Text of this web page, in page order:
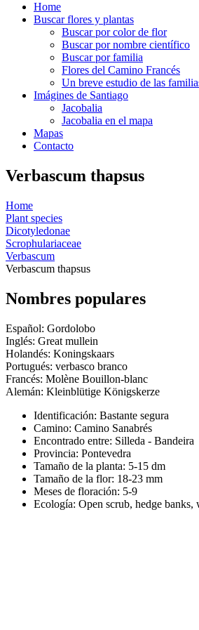
Home
Buscar flores y plantas
Buscar por color de flor
Buscar por nombre científico
Buscar por familia
Flores del Camino Francés
Un breve estudio de las
Imágines de Santiago
Jacobalia
Jacobalia en el mapa
Mapas
Contacto
Verbascum thapsus
Home
Plant species
Dicotyledonae
Scrophulariaceae
Verbascum
Verbascum thapsus
Nombres populares
Español: Gordolobo
Inglés: Great mullein
Holandés: Koningskaars
Portugués: verbasco branco
Francés: Molène Bouillon-blanc
Alemán: Kleinblütige Königskerze
Identificación: Bastante segura
Camino: Camino Sanabrés
Encontrado entre: Silleda - Bandeira
Provincia: Pontevedra
Tamaño de la planta: 5-15 dm
Tamaño de la flor: 18-23 mm
Meses de floración: 5-9
Ecología: Open scrub, hedge banks,